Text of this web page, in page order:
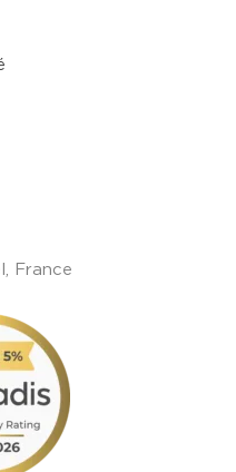
France